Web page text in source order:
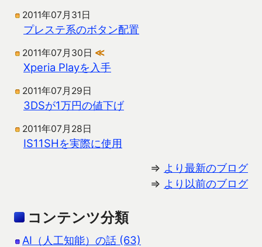
2011年07月31日
プレステ系のボタン配置
2011年07月30日 ≪
Xperia Playを入手
2011年07月29日
3DSが1万円の値下げ
2011年07月28日
IS11SHを実際に使用
⇒ より最新のブログ
⇒ より以前のブログ
コンテンツ分類
AI（人工知能）の話 (63)